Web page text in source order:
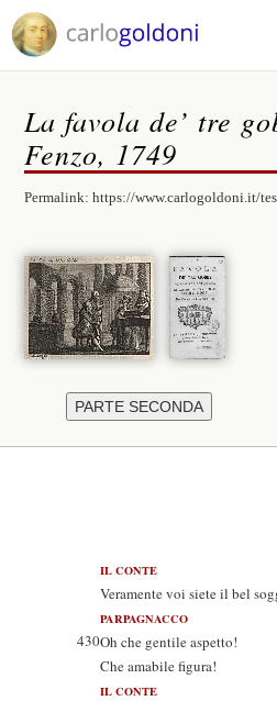
La favola de’ tre
Fenzo, 1749
Permalink:https://www.carlogoldoni.it/
IL CONTE
Veramente voi siete il bel
PARPAGNACCO
430Oh che gentile aspetto!
Che amabile figura!
IL CONTE